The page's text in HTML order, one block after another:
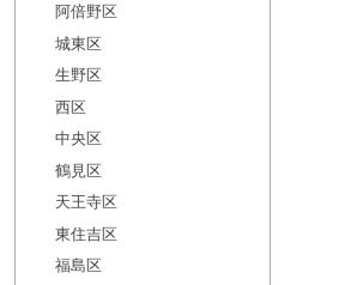
阿倍野区
城東区
生野区
西区
中央区
鶴見区
天王寺区
東住吉区
福島区